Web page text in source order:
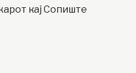
кај Сопиште